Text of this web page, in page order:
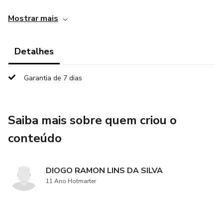
simplificam processos complexos.
Flexibilidade: Adapte facilmente as planilhas às
Praticidade: Interface intuitiva e amigável, ideal tanto para
Mostrar mais
Detalhes
Garantia de 7 dias
Saiba mais sobre quem criou o
conteúdo
DIOGO RAMON LINS DA SILVA
11 Ano Hotmarter